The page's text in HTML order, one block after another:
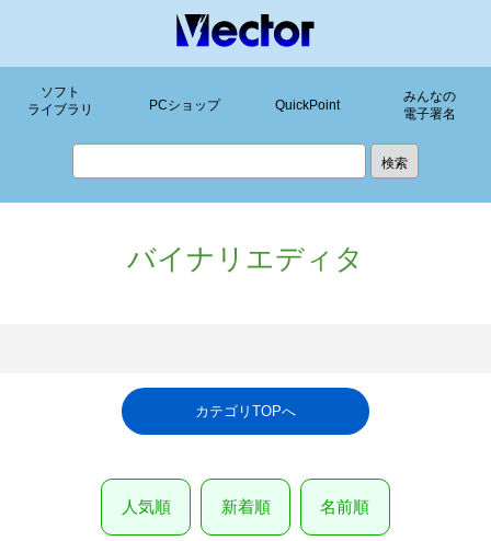
ソフト
ライブラリ
PCショップ QuickPoint
みんなの
電子署名
バイナリエディタ
カテゴリTOPへ
人気順 新着順 名前順